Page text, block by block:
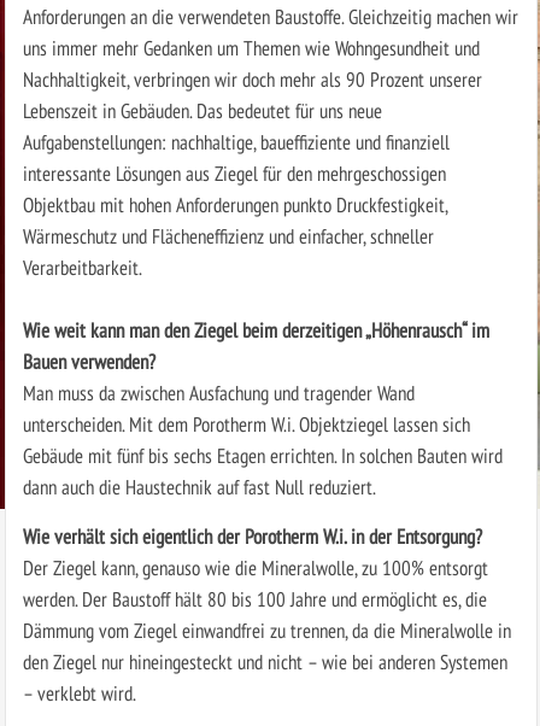
Anforderungen an die verwendeten Baustoffe. Gleichzeitig machen wir
uns immer mehr Gedanken um Themen wie Wohngesundheit und
Nachhaltigkeit, verbringen wir doch mehr als 90 Prozent unserer
Lebenszeit in Gebäuden. Das bedeutet für uns neue
Aufgabenstellungen: nachhaltige, baueffiziente und finanziell
interessante Lösungen aus Ziegel für den mehrgeschossigen
Objektbau mit hohen Anforderungen punkto Druckfestigkeit,
Wärmeschutz und Flächeneffizienz und einfacher, schneller
Verarbeitbarkeit.
Wie weit kann man den Ziegel beim derzeitigen „Höhenrausch“ im
Bauen verwenden?
Man muss da zwischen Ausfachung und tragender Wand
unterscheiden. Mit dem Porotherm W.i. Objektziegel lassen sich
Gebäude mit fünf bis sechs Etagen errichten. In solchen Bauten wird
dann auch die Haus­technik auf fast Null reduziert.
Wie verhält sich eigentlich der Porotherm W.i. in der Entsorgung?
Der Ziegel kann, genauso wie die Mineralwolle, zu 100% entsorgt
werden. Der Baustoff hält 80 bis 100 Jahre und ermöglicht es, die
Dämmung vom Ziegel einwandfrei zu trennen, da die Mineralwolle in
den Ziegel nur hineingesteckt und nicht – wie bei anderen Systemen
– verklebt wird.